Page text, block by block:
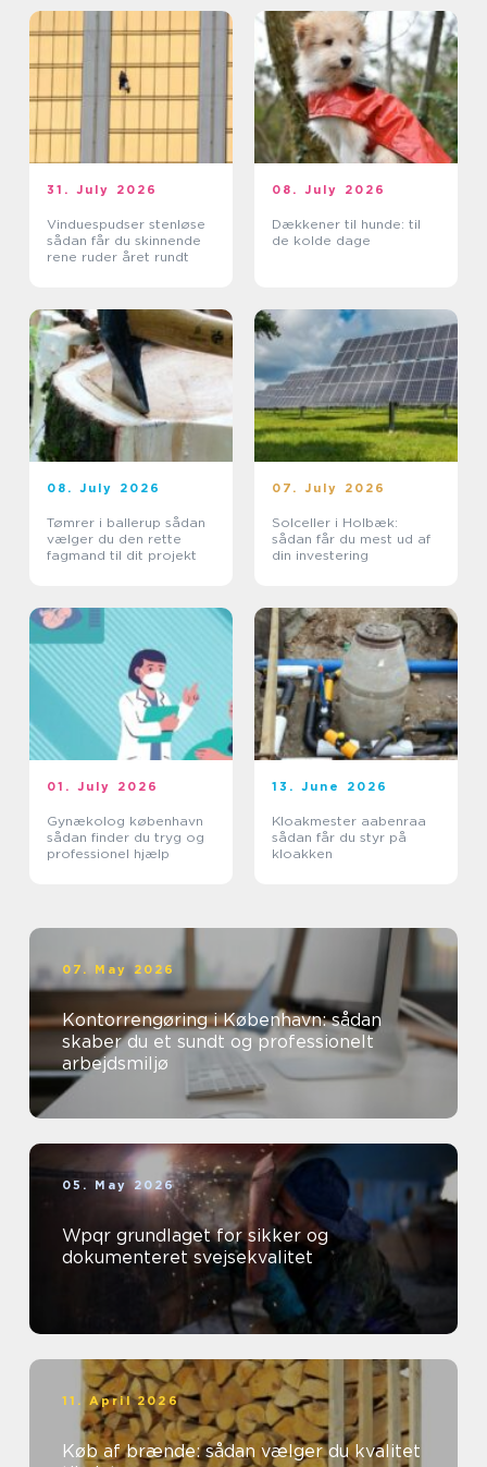
31. July 2026
Vinduespudser stenløse
sådan får du skinnende
rene ruder året rundt
08. July 2026
Dækkener til hunde: til
de kolde dage
08. July 2026
Tømrer i ballerup sådan
vælger du den rette
fagmand til dit projekt
07. July 2026
Solceller i Holbæk:
sådan får du mest ud af
din investering
01. July 2026
Gynækolog københavn
sådan finder du tryg og
professionel hjælp
13. June 2026
Kloakmester aabenraa
sådan får du styr på
kloakken
07. May 2026
Kontorrengøring i København: sådan
skaber du et sundt og professionelt
arbejdsmiljø
05. May 2026
Wpqr grundlaget for sikker og
dokumenteret svejsekvalitet
11. April 2026
Køb af brænde: sådan vælger du kvalitet